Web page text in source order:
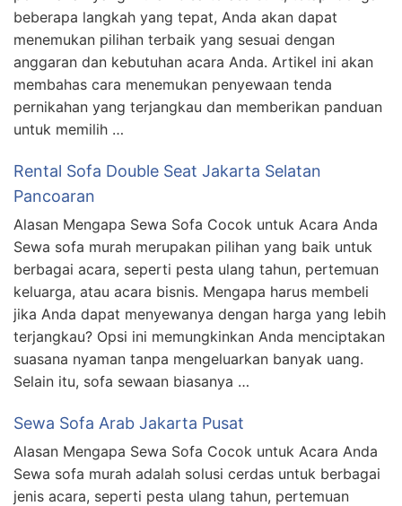
beberapa langkah yang tepat, Anda akan dapat
menemukan pilihan terbaik yang sesuai dengan
anggaran dan kebutuhan acara Anda. Artikel ini akan
membahas cara menemukan penyewaan tenda
pernikahan yang terjangkau dan memberikan panduan
untuk memilih …
Rental Sofa Double Seat Jakarta Selatan
Pancoaran
Alasan Mengapa Sewa Sofa Cocok untuk Acara Anda
Sewa sofa murah merupakan pilihan yang baik untuk
berbagai acara, seperti pesta ulang tahun, pertemuan
keluarga, atau acara bisnis. Mengapa harus membeli
jika Anda dapat menyewanya dengan harga yang lebih
terjangkau? Opsi ini memungkinkan Anda menciptakan
suasana nyaman tanpa mengeluarkan banyak uang.
Selain itu, sofa sewaan biasanya …
Sewa Sofa Arab Jakarta Pusat
Alasan Mengapa Sewa Sofa Cocok untuk Acara Anda
Sewa sofa murah adalah solusi cerdas untuk berbagai
jenis acara, seperti pesta ulang tahun, pertemuan